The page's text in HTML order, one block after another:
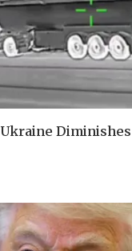
Diminishes